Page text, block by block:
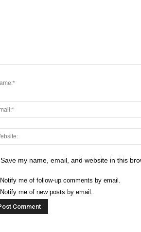
Save my name, email, and website in this
Notify me of follow-up comments by email.
Notify me of new posts by email.